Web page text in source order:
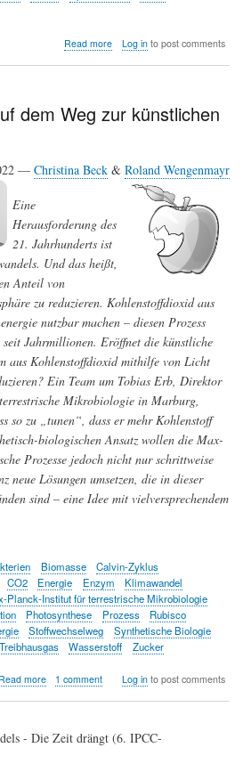
Read moreabout
weltweit
starken
Treibhausgases
Log into post comments
dem Weg zur künstlichen
— Christina Beck & Roland Wengenmayr
Eine
Herausforderung des
21. Jahrhunderts ist
Und das heißt,
Anteil von
zu reduzieren. Kohlenstoffdioxid aus
nutzbar machen – diesen Prozess
seit Jahrmillionen. Eröffnet die künstliche
aus Kohlenstoffdioxid mithilfe von Licht
Ein Team um Tobias Erb, Direktor
Mikrobiologie in Marburg,
so zu „tunen“, dass er mehr Kohlenstoff
biologischen Ansatz wollen die Max-
Prozesse jedoch nicht nur schrittweise
neue Lösungen umsetzen, die in dieser
sind – eine Idee mit vielversprechendem
Biomasse
Calvin-Zyklus
CO2 Energie Enzym
Klimawandel
Planck-Institut für terrestrische Mikrobiologie
Photosynthese Prozess
Rubisco
Stoffwechselweg
Synthetische Biologie
Treibhausgas Wasserstoff Zucker
Read moreabout
auf
1 comment Log into post comments
- Die Zeit drängt (6. IPCC-